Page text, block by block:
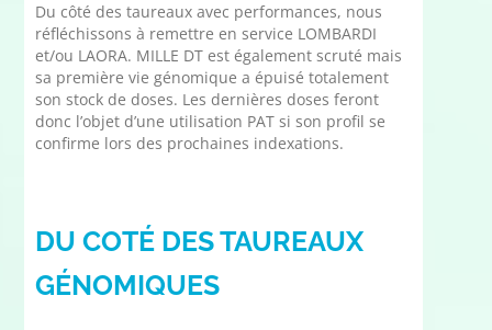
Du côté des taureaux avec performances, nous
réfléchissons à remettre en service LOMBARDI
et/ou LAORA. MILLE DT est également scruté mais
sa première vie génomique a épuisé totalement
son stock de doses. Les dernières doses feront
donc l’objet d’une utilisation PAT si son profil se
confirme lors des prochaines indexations.
DU COTÉ DES TAUREAUX
GÉNOMIQUES